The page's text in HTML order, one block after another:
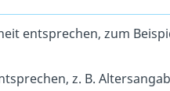
entsprechen, zum
z. B.